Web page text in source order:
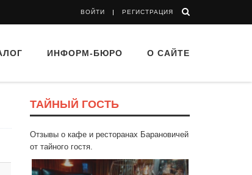
ВОЙТИ РЕГИСТРАЦИЯ
ИНФОРМ-БЮРО О САЙТЕ
ТАЙНЫЙ ГОСТЬ
Отзывы о кафе и ресторанах Барановичей
от тайного гостя.